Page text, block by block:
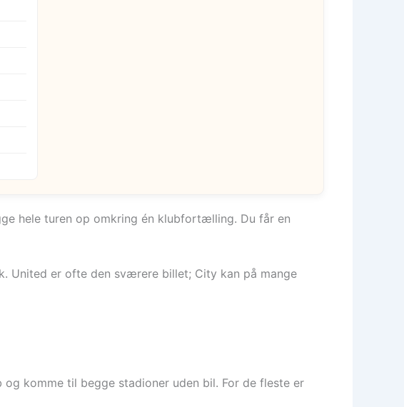
hele turen op omkring én klubfortælling. Du får en
United er ofte den sværere billet; City kan på mange
komme til begge stadioner uden bil. For de fleste er